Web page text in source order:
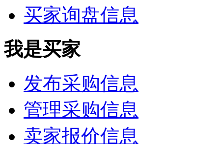
买家询盘信息
我是买家
发布采购信息
管理采购信息
卖家报价信息